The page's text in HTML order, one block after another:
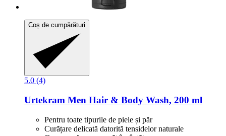
Coș de cumpărături
5.0 (4)
Urtekram Men Hair & Body Wash, 200 ml
Pentru toate tipurile de piele și păr
Curățare delicată datorită tensidelor naturale